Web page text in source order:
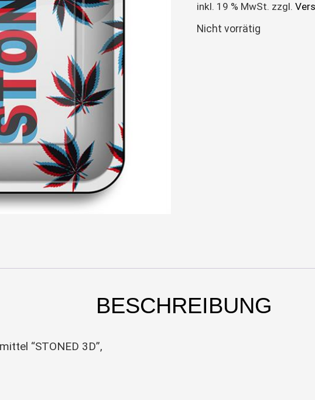
inkl. 19 % MwSt. zzgl.
Nicht vorrätig
BESCHREIBUNG
“STONED 3D”,